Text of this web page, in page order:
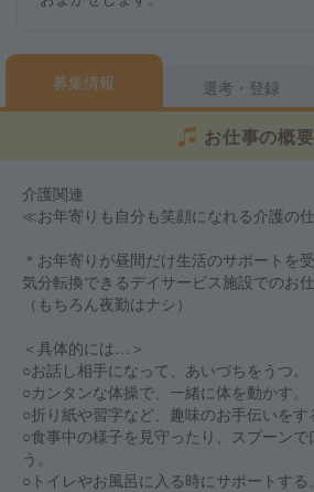
募集情報 選考・登録
お仕事の概要
介護関連
≪お年寄りも自分も笑顔になれる介護の
＊お年寄りが昼間だけ生活のサポートを受
気分転換できるデイサービス施設でのお
（もちろん夜勤はナシ）
＜具体的には…＞
○お話し相手になって、あいづちをうつ。
○カンタンな体操で、一緒に体を動かす。
○折り紙や習字など、趣味のお手伝いをす
○食事中の様子を見守ったり、スプーン
う。
○トイレやお風呂に入る時にサポートする。